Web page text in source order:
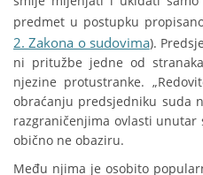
predmet u postupku
2. Zakona o sudovima).
ni pritužbe jedne od
njezine protustranke.
obraćanju predsjedniku suda
razgraničenjima ovlasti
obično ne obaziru.
Među njima je osobito